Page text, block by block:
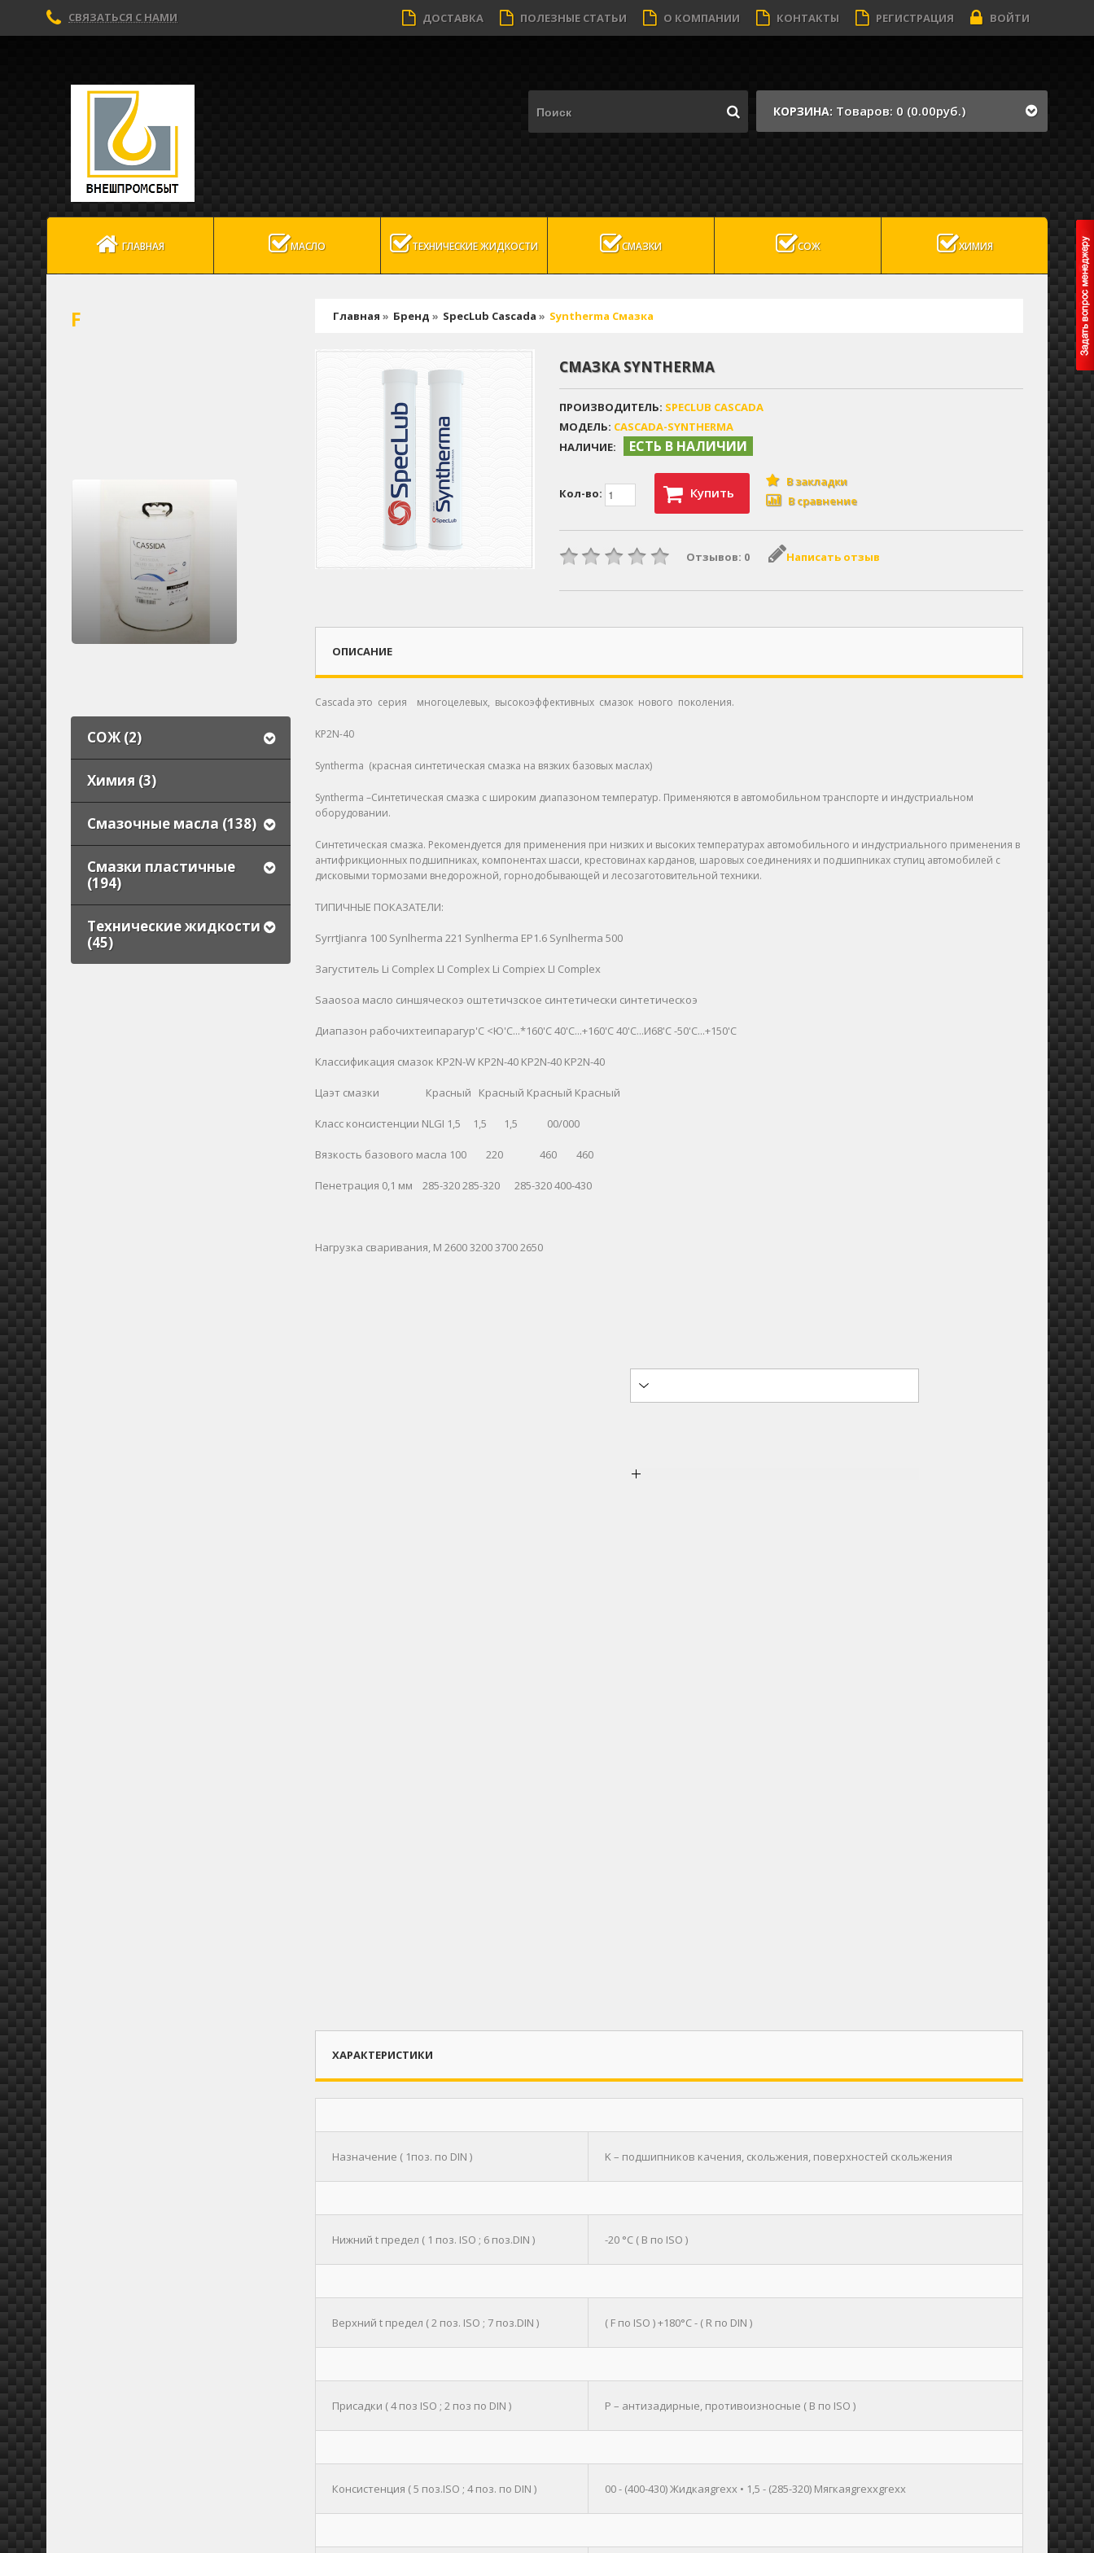
СВЯЗАТЬСЯ С НАМИ ДОСТАВКА ПОЛЕЗНЫЕ СТАТЬИ О КОМПАНИИ КОНТАКТЫ РЕГИСТРАЦИЯ ВОЙТИ
КОРЗИНА: Товаров: 0 (0.00руб.)
ГЛАВНАЯ МАСЛО ТЕХНИЧЕСКИЕ ЖИДКОСТИ СМАЗКИ СОЖ ХИМИЯ
Главная » Бренд » SpecLub Cascada » Syntherma Смазка
СМАЗКА SYNTHERMA
ПРОИЗВОДИТЕЛЬ: SPECLUB CASCADA
МОДЕЛЬ: CASCADA-SYNTHERMA
НАЛИЧИЕ:
ЕСТЬ В НАЛИЧИИ
Кол-во: Купить
В закладки
В сравнение
Отзывов: 0 Написать отзыв
ОПИСАНИЕ
Cascada это серия многоцелевых, высокоэффективных смазок нового поколения.
KP2N-40
Syntherma (красная синтетическая смазка на вязких базовых маслах)
Syntherma –Синтетическая смазка с широким диапазоном температур. Применяются в автомобильном транспорте и индустриальном
оборудовании.
Синтетическая смазка. Рекомендуется для применения при низких и высоких температурах автомобильного и индустриального применения в
антифрикционных подшипниках, компонентах шасси, крестовинах карданов, шаровых соединениях и подшипниках ступиц автомобилей с
дисковыми тормозами внедорожной, горнодобывающей и лесозаготовительной техники.
ТИПИЧНЫЕ ПОКАЗАТЕЛИ:
SyrrtJianra 100 Synlherma 221 Synlherma ЕР1.6 Synlherma 500
Загуститель Li Complex LI Complex Li Compiex LI Complex
Saaosoa масло синшяческоэ оштетичзское синтетически синтетическоэ
Диапазон рабочихтеипарагур'С <Ю'С...*160'С40'С...+160'С40'С...И68'С-50'С...+150'С
Классификация смазок KP2N-W KP2N-40 KP2N-40 KP2N-40
Цаэт смазки Красный Красный Красный Красный
Класс консистенции NLGI 1,5 1,5 1,5 00/000
Вязкость базового масла 100 220 460 460
Пенетрация 0,1 мм 285-320285-320 285-320400-430
Нагрузка сваривания, М 2600320037002650
ХАРАКТЕРИСТИКИ
Назначение ( 1поз. по DIN ) K – подшипников качения, скольжения, поверхностей скольжения
Нижний t предел ( 1 поз. ISO ; 6 поз.DIN ) -20 °C ( B по ISO )
Верхний t предел ( 2 поз. ISO ; 7 поз.DIN ) ( F по ISO ) +180°C - ( R по DIN )
Присадки ( 4 поз ISO ; 2 поз по DIN ) P – антизадирные, противоизносные ( B по ISO )
Консистенция ( 5 поз.ISO ; 4 поз. по DIN ) 00 - (400-430) Жидкаяgrexx • 1,5 - (285-320) Мягкаяgrexxgrexx
F
СОЖ (2)
Химия (3)
Смазочные масла (138)
Смазки пластичные
(194)
Технические жидкости
(45)